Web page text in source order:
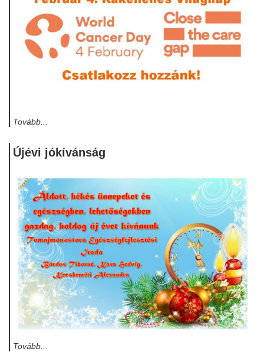
Tovább...
Újévi jókívánság
Tovább...